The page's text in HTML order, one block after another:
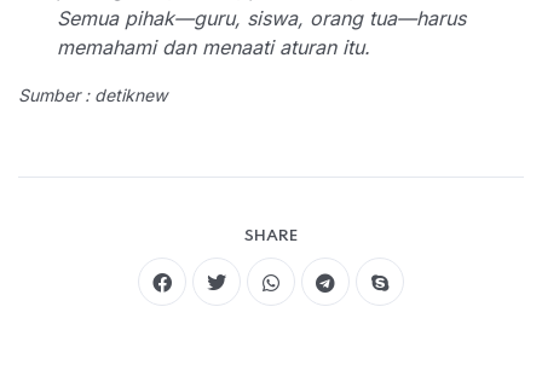
Semua pihak—guru, siswa, orang tua—harus
memahami dan menaati aturan itu.
Sumber : detiknew
SHARE